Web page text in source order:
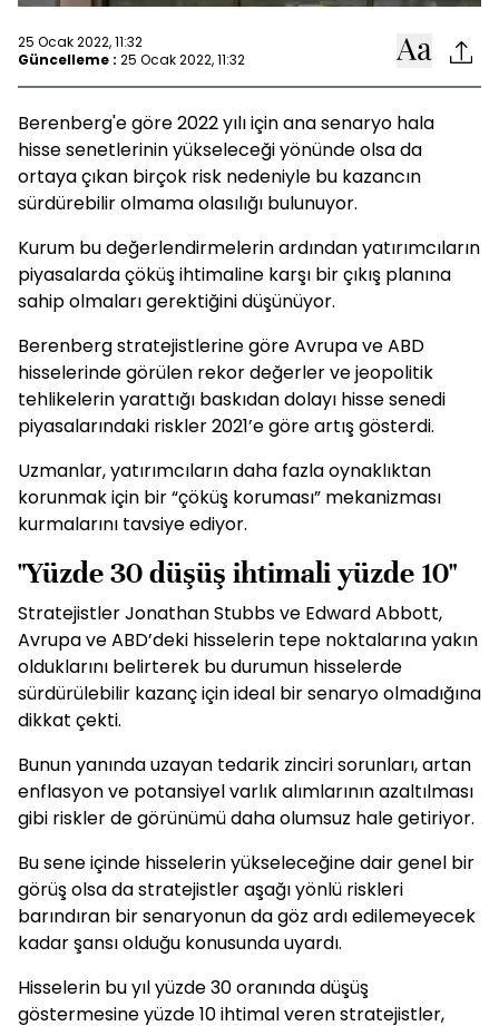
25 Ocak 2022, 11:32
Güncelleme : 25 Ocak 2022, 11:32
Berenberg'e göre 2022 yılı için ana senaryo hala
hisse senetlerinin yükseleceği yönünde olsa da
ortaya çıkan birçok risk nedeniyle bu kazancın
sürdürebilir olmama olasılığı bulunuyor.
Kurum bu değerlendirmelerin ardından yatırımcıların
piyasalarda çöküş ihtimaline karşı bir çıkış planına
sahip olmaları gerektiğini düşünüyor.
Berenberg stratejistlerine göre Avrupa ve ABD
hisselerinde görülen rekor değerler ve jeopolitik
tehlikelerin yarattığı baskıdan dolayı hisse senedi
piyasalarındaki riskler 2021’e göre artış gösterdi.
Uzmanlar, yatırımcıların daha fazla oynaklıktan
korunmak için bir “çöküş koruması” mekanizması
kurmalarını tavsiye ediyor.
"Yüzde 30 düşüş ihtimali yüzde 10"
Stratejistler Jonathan Stubbs ve Edward Abbott,
Avrupa ve ABD’deki hisselerin tepe noktalarına yakın
olduklarını belirterek bu durumun hisselerde
sürdürülebilir kazanç için ideal bir senaryo olmadığına
dikkat çekti.
Bunun yanında uzayan tedarik zinciri sorunları, artan
enflasyon ve potansiyel varlık alımlarının azaltılması
gibi riskler de görünümü daha olumsuz hale getiriyor.
Bu sene içinde hisselerin yükseleceğine dair genel bir
görüş olsa da stratejistler aşağı yönlü riskleri
barındıran bir senaryonun da göz ardı edilemeyecek
kadar şansı olduğu konusunda uyardı.
Hisselerin bu yıl yüzde 30 oranında düşüş
göstermesine yüzde 10 ihtimal veren stratejistler,